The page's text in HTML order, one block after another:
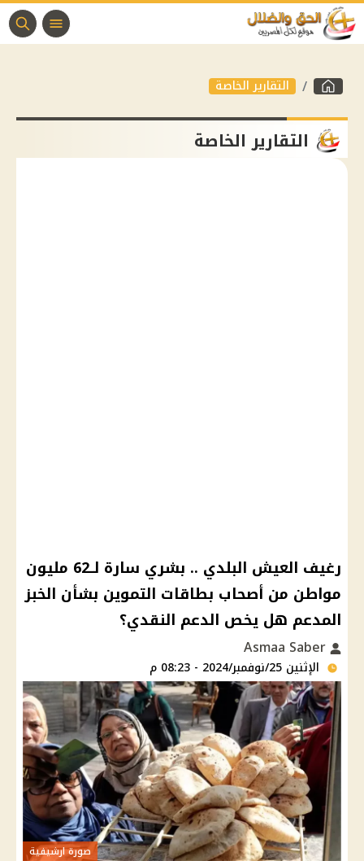
التقارير الخاصة
التقارير الخاصة
رغيف العيش البلدي .. بشري سارة لــ62 مليون
مواطن من أصحاب بطاقات التموين بشأن الخبز
المدعم هل يخص الدعم النقدي؟
الإثنين 25/نوفمبر/2024 - 08:23 م
صورة ارشيفية